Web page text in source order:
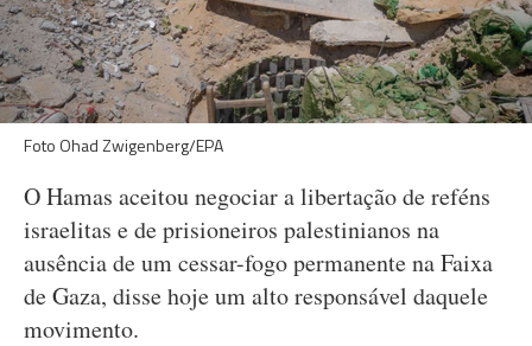
Foto Ohad Zwigenberg/EPA
O Hamas aceitou negociar a libertação de reféns
israelitas e de prisioneiros palestinianos na
ausência de um cessar-fogo permanente na Faixa
de Gaza, disse hoje um alto responsável daquele
movimento.